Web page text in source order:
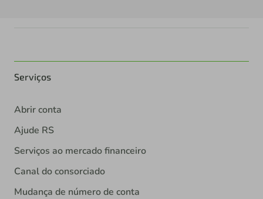
Serviços
Abrir conta
Ajude RS
Serviços ao mercado financeiro
Canal do consorciado
Mudança de número de conta